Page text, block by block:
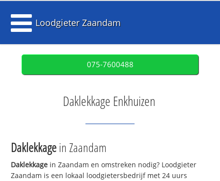
Loodgieter Zaandam
075-7600488
Daklekkage Enkhuizen
Daklekkagein Zaandam
Daklekkage in Zaandam en omstreken nodig? Loodgieter
Zaandam is een lokaal loodgietersbedrijf met 24 uurs